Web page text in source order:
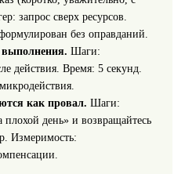
запрос сверх ресурсов.
без оправданий.
выполнения. Шаги:
действия. Время: 5 секунд.
как провал. Шаги:
день» и возвращайтесь
Измеримость: